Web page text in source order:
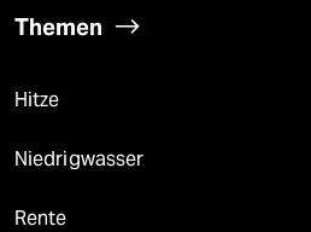
Themen
Hitze
Niedrigwasser
Rente